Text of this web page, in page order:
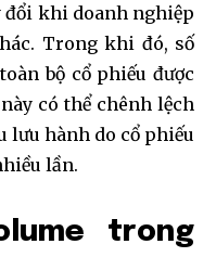
đổi khi doanh nghiệp
Trong khi đó, số
bộ cổ phiếu được
có thể chênh lệch
lưu hành do cổ phiếu
lần.
trong